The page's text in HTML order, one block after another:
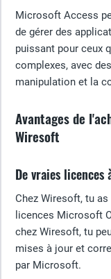
Microsoft Access
de gérer des
puissant pour ceux
complexes, avec
manipulation et la
Avantages de
Wiresoft
De vraies licences
Chez Wiresoft, tu
licences Microsoft
chez Wiresoft, tu
mises à jour et
par Microsoft.